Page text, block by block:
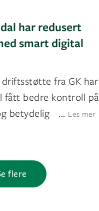
har redusert
smart digital
fra GK har
fått bedre kontroll på
betydelig
... Les mer
flere